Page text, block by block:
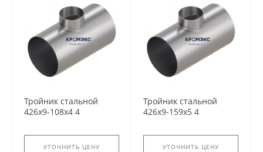
Тройник стальной
426x9-108х4 4
5.903-13 переходный
сварнойУТОЧНИТЬ ЦЕНУ
Тройник стальной
426x9-159х5 4
5.903-13 переходный
сварнойУТОЧНИТЬ ЦЕНУ